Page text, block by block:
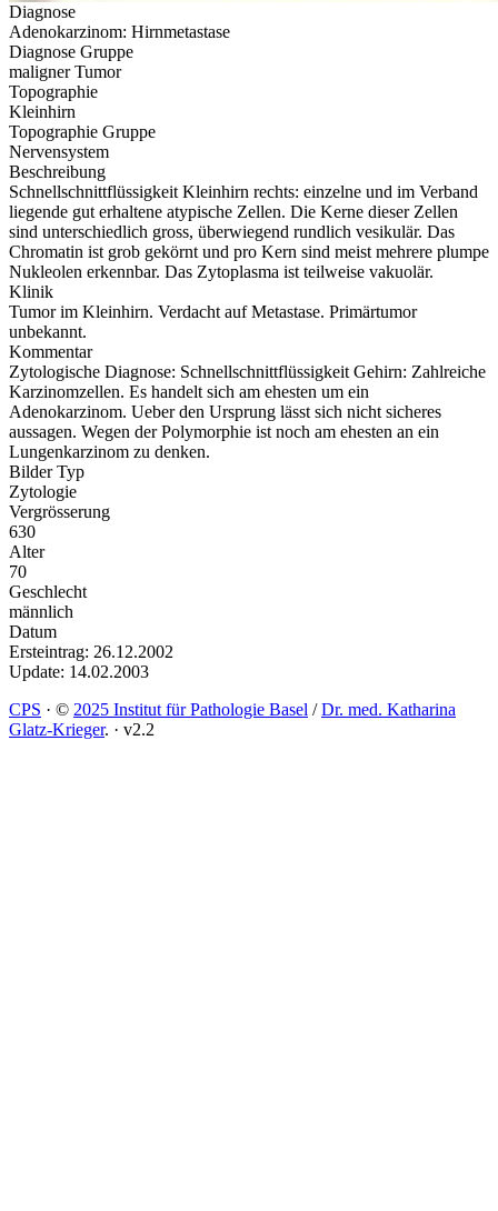
Diagnose
Adenokarzinom: Hirnmetastase
Diagnose Gruppe
maligner Tumor
Topographie
Kleinhirn
Topographie Gruppe
Nervensystem
Beschreibung
Schnellschnittflüssigkeit Kleinhirn rechts: einzelne und im Verband
liegende gut erhaltene atypische Zellen. Die Kerne dieser Zellen
sind unterschiedlich gross, überwiegend rundlich vesikulär. Das
Chromatin ist grob gekörnt und pro Kern sind meist mehrere plumpe
Nukleolen erkennbar. Das Zytoplasma ist teilweise vakuolär.
Klinik
Tumor im Kleinhirn. Verdacht auf Metastase. Primärtumor
unbekannt.
Kommentar
Zytologische Diagnose: Schnellschnittflüssigkeit Gehirn: Zahlreiche
Karzinomzellen. Es handelt sich am ehesten um ein
Adenokarzinom. Ueber den Ursprung lässt sich nicht sicheres
aussagen. Wegen der Polymorphie ist noch am ehesten an ein
Lungenkarzinom zu denken.
Bilder Typ
Zytologie
Vergrösserung
630
Alter
70
Geschlecht
männlich
Datum
Ersteintrag: 26.12.2002
Update: 14.02.2003
CPS · © 2025 Institut für Pathologie Basel /Dr. med. Katharina
Glatz-Krieger. · v2.2